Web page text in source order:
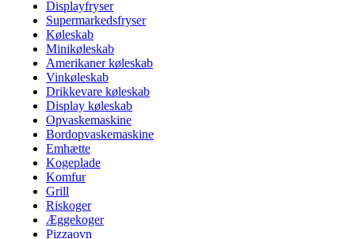
Displayfryser
Supermarkedsfryser
Køleskab
Minikøleskab
Amerikaner køleskab
Vinkøleskab
Drikkevare køleskab
Display køleskab
Opvaskemaskine
Bordopvaskemaskine
Emhætte
Kogeplade
Komfur
Grill
Riskoger
Æggekoger
Pizzaovn